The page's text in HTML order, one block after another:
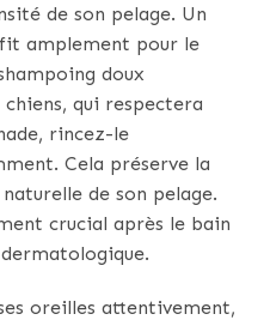
de son pelage. Un
amplement pour le
doux
qui respectera
rincez-le
Cela préserve la
de son pelage.
crucial après le bain
oreilles attentivement,